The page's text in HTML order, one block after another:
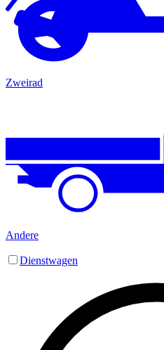
Zweirad
Andere
Dienstwagen